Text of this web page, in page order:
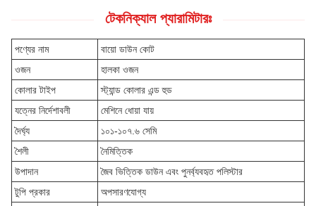
টেকনিক্যাল প্যারামিটারঃ
পণ্যের নাম
বায়ো ডাউন কোট
ওজন
হালকা ওজন
কোলার টাইপ
স্ট্যান্ড কোলার এন্ড হুড
যত্নের নির্দেশাবলী
মেশিনে ধোয়া যায়
দৈর্ঘ্য
১০১-১০৭.৬ সেমি
শৈলী
নৈমিত্তিক
উপাদান
জৈব ভিত্তিক ডাউন এবং পুনর্ব্যবহৃত পলিস্টার
টুপি প্রকার
অপসারণযোগ্য